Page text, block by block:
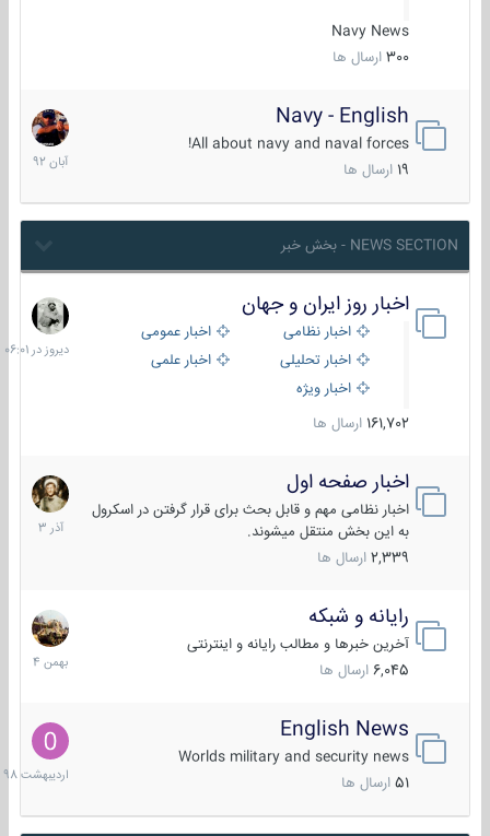
Navy News
300 ارسال ها
Navy - English
All about navy and naval forces!
ارسال ها
22
آبان
1392
NEWS SECTION - بخش خبر
اخبار روز ایران و جهان
اخبار نظامی
اخبار عمومی
اخبار تحلیلی
اخبار علمی
اخبار ویژه
161,702 ارسال ها
دیروز
در
06:01
اخبار صفحه اول
اخبار نظامی مهم و قابل بحث برای قرار گرفتن در اسکرول
به این بخش منتقل میشوند.
2,339 ارسال ها
7
آذر
1403
رایانه و شبکه
آخرین خبرها و مطالب رایانه و اینترنتی
6,045 ارسال ها
30
بهمن
1404
English News
Worlds military and security news
51 ارسال ها
10
1398